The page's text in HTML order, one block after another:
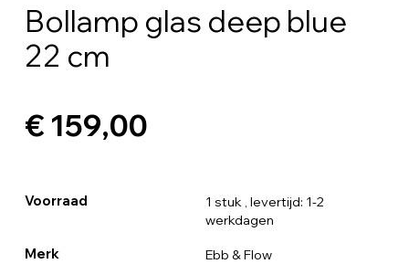
Bollamp glas deep blue
22 cm
€ 159,00
Voorraad 1 stuk , levertijd: 1-2
werkdagen
Merk Ebb & Flow